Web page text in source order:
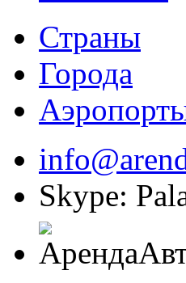
Страны
Города
Skype: